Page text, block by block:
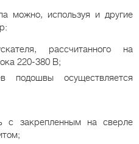
можно, используя и другие
рассчитанного на
220-380 В;
подошвы осуществляется
с закрепленным на сверле